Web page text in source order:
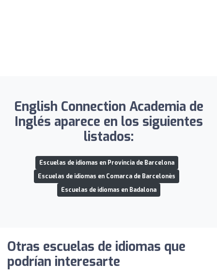
English Connection Academia de
Inglés aparece en los siguientes
listados:
Escuelas de idiomas en Provincia de Barcelona
Escuelas de idiomas en Comarca de Barcelonès
Escuelas de idiomas en Badalona
Otras escuelas de idiomas que
podrían interesarte